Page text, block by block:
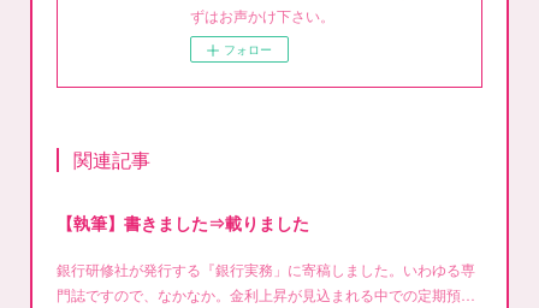
ずはお声かけ下さい。
フォロー
関連記事
【執筆】書きました⇒載りました
銀行研修社が発行する『銀行実務」に寄稿しました。いわゆる専
門誌ですので、なかなか。金利上昇が見込まれる中での定期預…